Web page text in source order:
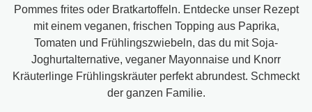
Pommes frites oder Bratkartoffeln. Entdecke unser Rezept
mit einem veganen, frischen Topping aus Paprika,
Tomaten und Frühlingszwiebeln, das du mit Soja-
Joghurtalternative, veganer Mayonnaise und Knorr
Kräuterlinge Frühlingskräuter perfekt abrundest. Schmeckt
der ganzen Familie.